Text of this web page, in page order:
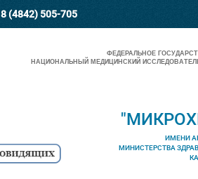
8 (4842) 505-705
ФЕДЕРАЛЬНОЕ
НАЦИОНАЛЬНЫЙ МЕДИЦИНСКИЙ
ИМЕНИ
МИНИСТЕРСТВА